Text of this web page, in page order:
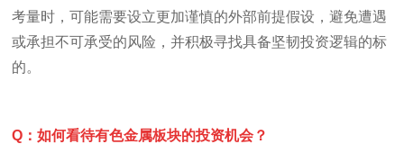
考量时，可能需要设立更加谨慎的外部前提假设，避免遭遇
或承担不可承受的风险，并积极寻找具备坚韧投资逻辑的标
的。
Q：如何看待有色金属板块的投资机会？